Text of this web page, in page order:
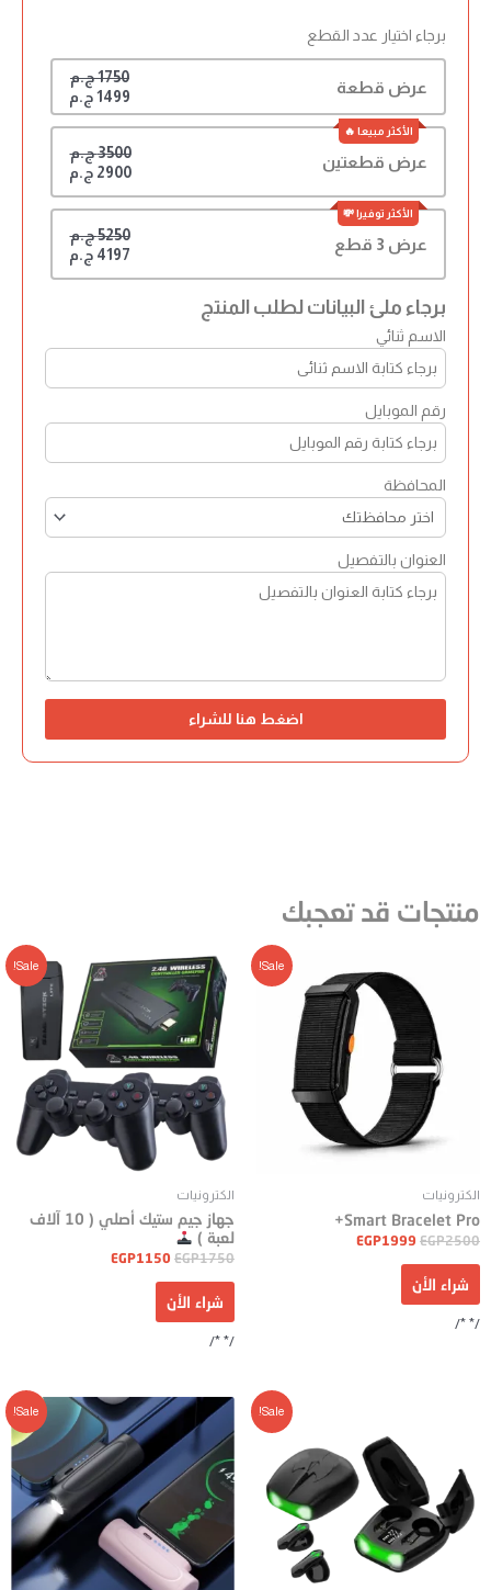
برجاء اختيار عدد القطع
عرض قطعة
1750 ج.م
1499 ج.م
عرض قطعتين
3500 ج.م
2900 ج.م
عرض 3 قطع
5250 ج.م
4197 ج.م
برجاء ملئ البيانات لطلب المنتج
الاسم ثنائي
رقم الموبايل
المحافظة
العنوان بالتفصيل
اضغط هنا للشراء
منتجات قد تعجبك
Sale!
الكترونيات
Smart Bracelet Pro+
EGP2500
EGP1999
شراء الأن
/* */
Sale!
الكترونيات
جهاز جيم ستيك أصلي ( 10 آلاف
لعبة )
EGP1750
EGP1150
شراء الأن
/* */
Sale!
Sale!